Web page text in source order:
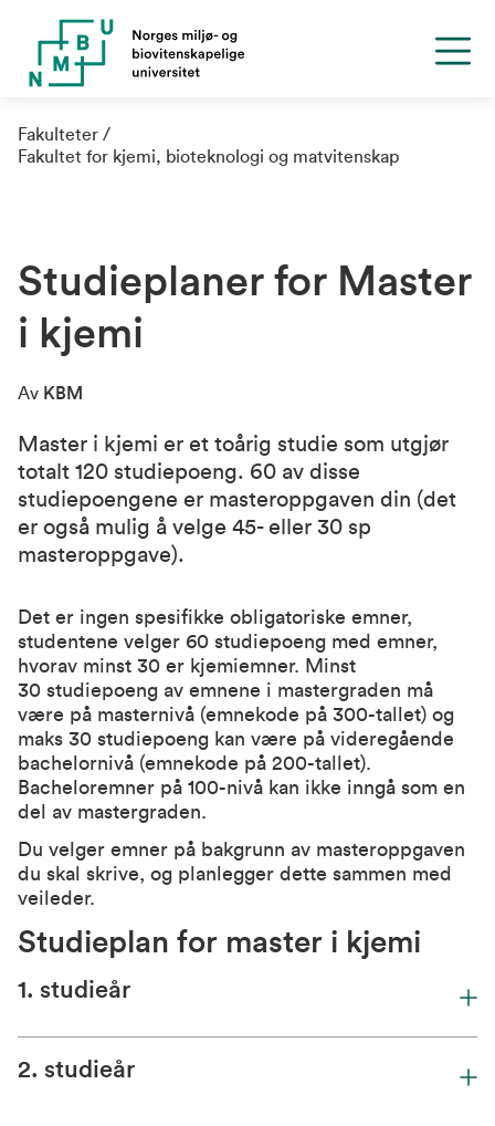
Fakulteter
Fakultet for kjemi, bioteknologi og matvitenskap
Studieplaner for Master
i kjemi
Av KBM
Master i kjemi er et toårig studie som utgjør
totalt 120 studiepoeng. 60 av disse
studiepoengene er masteroppgaven din (det
er også mulig å velge 45- eller 30 sp
masteroppgave).
Det er ingen spesifikke obligatoriske emner,
studentene velger 60 studiepoeng med emner,
hvorav minst 30 er kjemiemner. Minst
30 studiepoeng av emnene i mastergraden må
være på masternivå (emnekode på 300-tallet) og
maks 30 studiepoeng kan være på videregående
bachelornivå (emnekode på 200-tallet).
Bacheloremner på 100-nivå kan ikke inngå som en
del av mastergraden.
Du velger emner på bakgrunn av masteroppgaven
du skal skrive, og planlegger dette sammen med
veileder.
Studieplan for master i kjemi
1. studieår
2. studieår